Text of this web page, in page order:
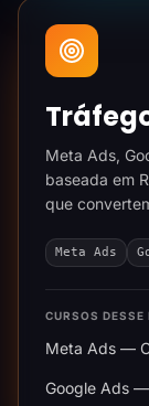
Meta Ads,
baseada em
que
Meta Ads
CURSOS DESSE
Meta Ads —
Google Ads